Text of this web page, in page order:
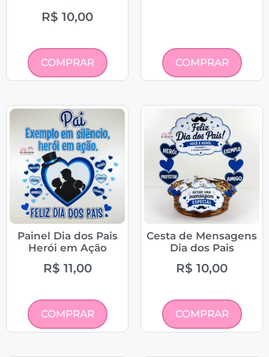
R$ 10,00
COMPRAR COMPRAR
Painel Dia dos Pais
Herói em Ação
R$ 11,00
COMPRAR
Cesta de Mensagens
Dia dos Pais
R$ 10,00
COMPRAR